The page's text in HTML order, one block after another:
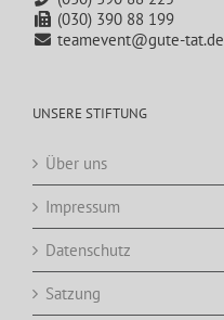
(030) 390 88 199
teamevent@gute-tat.de
UNSERE STIFTUNG
Über uns
Impressum
Datenschutz
Satzung